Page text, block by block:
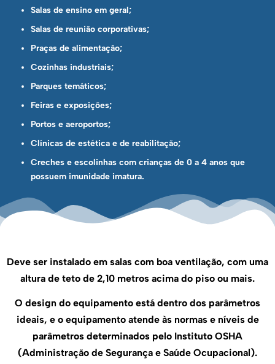
Salas de ensino em geral;
Salas de reunião corporativas;
Praças de alimentação;
Cozinhas industriais;
Parques temáticos;
Feiras e exposições;
Portos e aeroportos;
Clínicas de estética e de reabilitação;
Creches e escolinhas com crianças de 0 a 4 anos que
possuem imunidade imatura.
Deve ser instalado em salas com boa ventilação, com uma
altura de teto de 2,10 metros acima do piso ou mais.
O design do equipamento está dentro dos parâmetros
ideais, e o equipamento atende às normas e níveis de
parâmetros determinados pelo Instituto OSHA
(Administração de Segurança e Saúde Ocupacional).